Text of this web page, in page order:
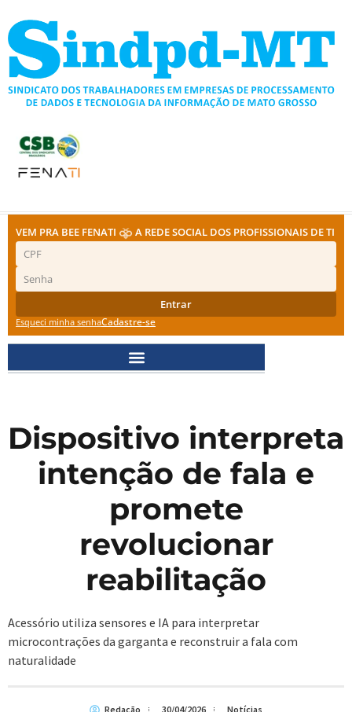
para
conteúdo
VEM PRA BEE FENATI A REDE SOCIAL DOS PROFISSIONAIS DE TI
Entrar
Esqueci minha senhaCadastre-se
Dispositivo interpreta
intenção de fala e
promete
revolucionar
reabilitação
Acessório utiliza sensores e IA para interpretar
microcontrações da garganta e reconstruir a fala com
naturalidade
Redação 30/04/2026 Notícias